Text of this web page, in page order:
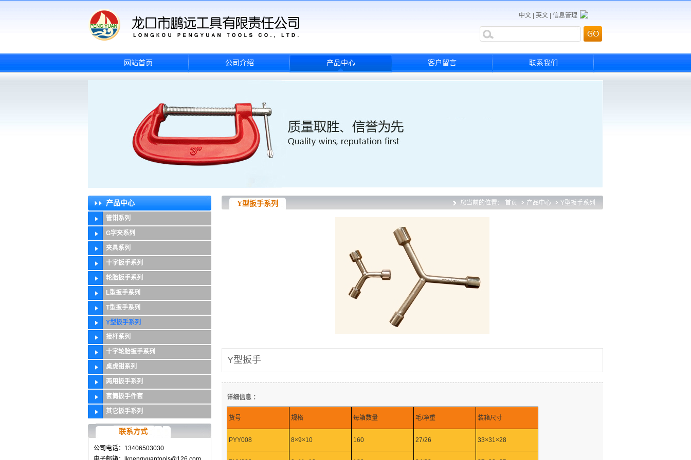
中文 英文 信息管理
网站首页 公司介绍 产品中心 客户留言 联系我们
产品中心
管钳系列
G字夹系列
夹具系列
十字扳手系列
轮胎扳手系列
L型扳手系列
T型扳手系列
Y型扳手系列
接杆系列
十字轮胎扳手系列
桌虎钳系列
两用扳手系列
套筒扳手件套
其它扳手系列
联系方式
公司电话：13406503030
Y型扳手系列 您当前的位置： 首页 产品中心 Y型扳手系列
Y型扳手
详细信息 ：
货号 规格 每箱数量 毛/净重 装箱尺寸
PYY008 8×9×10 160 27/26 33×31×28